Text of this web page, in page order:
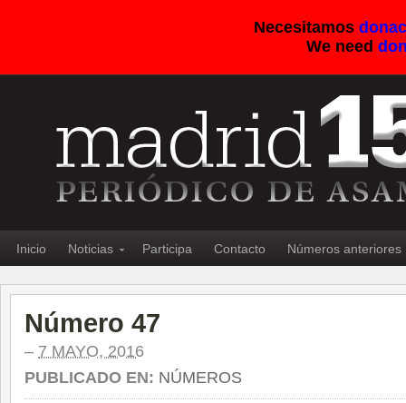
Necesitamos
We need
Inicio Noticias Participa Contacto Números anteriores
Número 47
– 7 MAYO, 2016
PUBLICADO EN: NÚMEROS